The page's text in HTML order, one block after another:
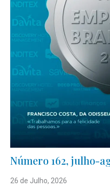
Número 162, julho-
26 de Julho, 2026